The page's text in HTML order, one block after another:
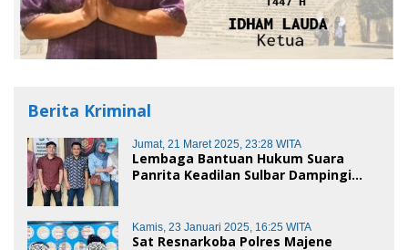
Berita Kriminal
Jumat, 21 Maret 2025, 23:28 WITA
Lembaga Bantuan Hukum Suara
Panrita Keadilan Sulbar Dampingi
Polman
Kamis, 23 Januari 2025, 16:25 WITA
Sat Resnarkoba Polres Majene